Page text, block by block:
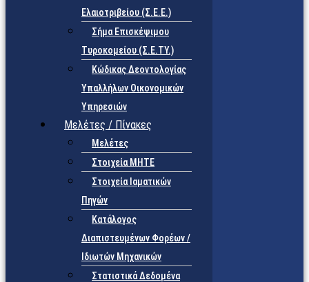
Ελαιοτριβείου (Σ.Ε.Ε.)
Σήμα Επισκέψιμου
Τυροκομείου (Σ.Ε.TY.)
Κώδικας Δεοντολογίας
Υπαλλήλων Οικονομικών
Υπηρεσιών
Μελέτες / Πίνακες
Μελέτες
Στοιχεία ΜΗΤΕ
Στοιχεία Ιαματικών
Πηγών
Κατάλογος
Διαπιστευμένων Φορέων /
Ιδιωτών Μηχανικών
Στατιστικά Δεδομένα